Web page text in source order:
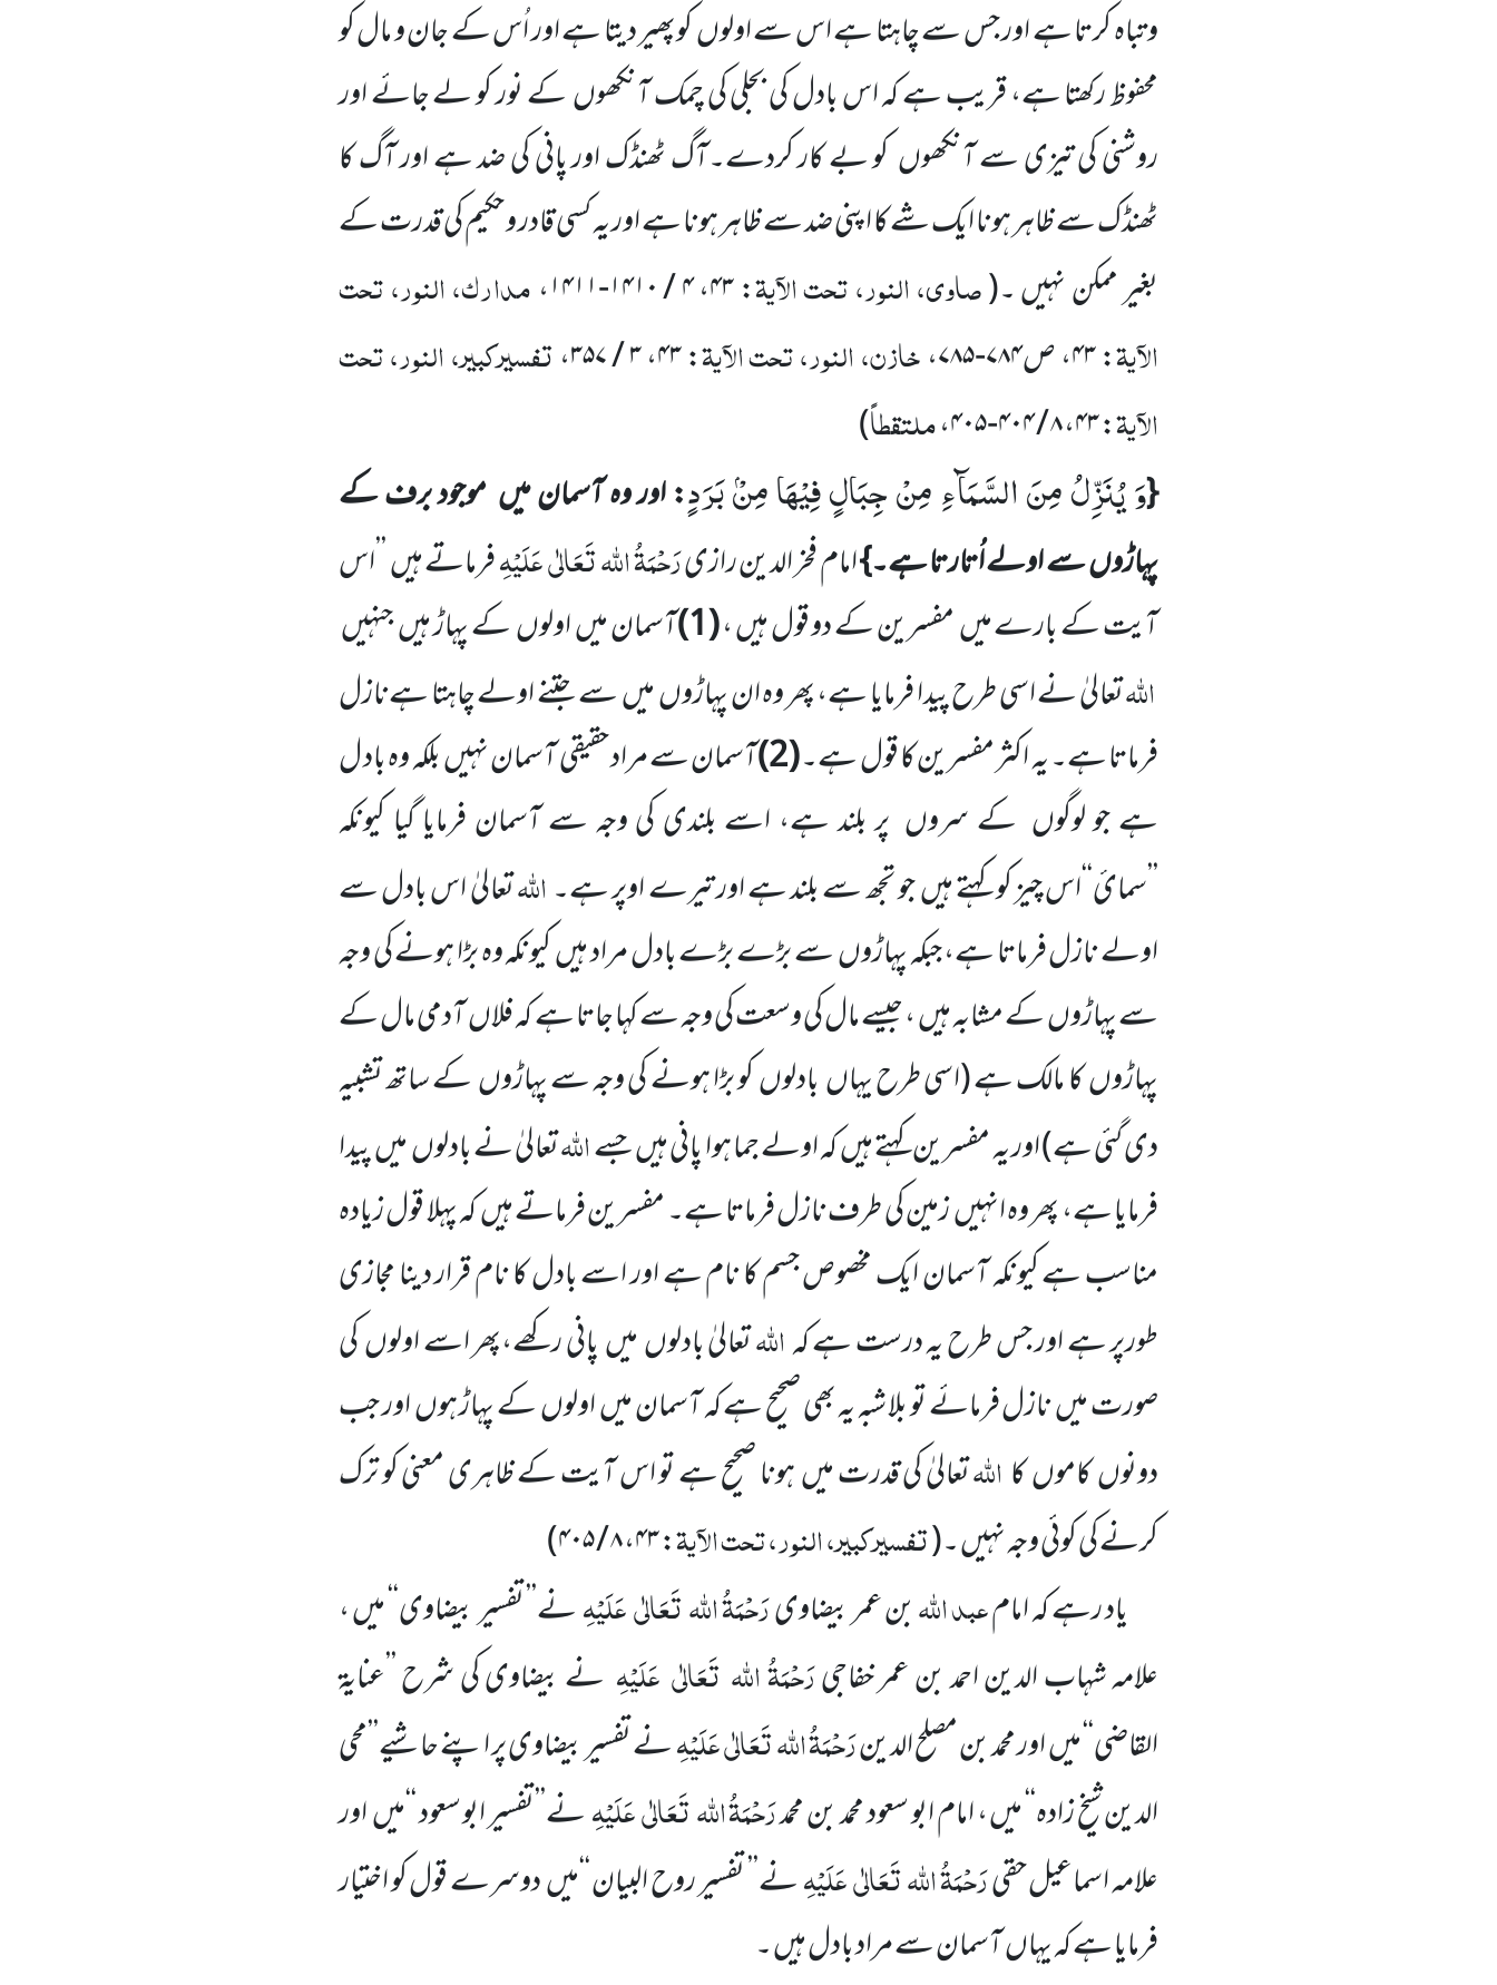
و تباہ کرتا ہے اور جس سے چاہتا ہے اس سے اولوںکوپھیر دیتا ہے اور اُس کے جان و مال کو
محفوظ رکھتا ہے، قریب ہے کہ اس بادل کی بجلی کی چمک آنکھوںکے نور کو لے جائے اور
روشنی کی تیزی سے آنکھوںکو بے کار کردے۔آگ ٹھنڈک اور پانی کی ضد ہے اور آگ کا
ٹھنڈک سے ظاہر ہونا ایک شے کا اپنی ضد سے ظاہر ہونا ہے اور یہ کسی قادر و حکیم کی قدرت کے
بغیر ممکن نہیں ۔(صاوی، النور، تحت الآیۃ:۴۳،۴ / ۱۴۱۰-۱۴۱۱ ،مدارک، النور، تحت
الآیۃ:۴۳، ص۷۸۴-۷۸۵ ،خازن، النور، تحت الآیۃ:۴۳،۳ / ۳۵۷ ،تفسیرکبیر، النور، تحت
الآیۃ:۴۳،۸ / ۴۰۴-۴۰۵ ،ملتقطاً)
{وَ یُنَزِّلُ مِنَ السَّمَآءِ مِنْ جِبَالٍ فِیْهَا مِنْۢ بَرَدٍ: اور وہ آسمان میں موجود برف کے
پہاڑوںسے اولے اُتارتا ہے۔}امام فخر الدین رازیرَحْمَۃُ اللہتَعَالٰیعَلَیْہِفرماتے ہیں’’اس
آیت کے بارے میںمفسرین کے دو قول ہیں ،(
1
)آسمانمیںاولوںکے پہاڑ ہیںجنہیں
اللہتعالیٰ نے اسی طرح پیدا فرمایا ہے، پھر وہ ان پہاڑوںمیںسے جتنے اولے چاہتا ہےنازل
فرماتا ہے۔ یہ اکثر مفسرین کا قول ہے۔(
2
)آسمان سے مراد حقیقی آسمان نہیںبلکہ وہ باد ل
ہے جو لوگوں کے سروں پر بلند ہے، اسے بلندی کی وجہ سے آسمان فرمایا گیا کیونکہ
’’سمائ‘‘اس چیز کو کہتے ہیںجو تجھ سے بلند ہے اور تیرے اوپر ہے۔اللہتعالیٰ اس بادل سے
اولے نازل فرماتا ہے، جبکہ پہاڑوںسے بڑے بڑے بادل مراد ہیںکیونکہ وہ بڑا ہونے کی وجہ
سے پہاڑوںکے مشابہ ہیں ، جیسے مال کی وسعت کی وجہ سے کہا جاتا ہے کہ فلاںآدمی مال کے
پہاڑوںکا مالک ہے(اسی طرح یہاںبادلوںکو بڑا ہونے کی وجہ سے پہاڑوںکے ساتھ تشبیہ
دی گئی ہے)اور یہ مفسرین کہتے ہیںکہ اولے جما ہوا پانی ہیںجسےاللہتعالیٰ نے بادلوںمیںپیدا
فرمایا ہے،پھر وہ انہیںزمین کی طرف نازل فرماتا ہے۔ مفسرین فرماتے ہیںکہ پہلا قول زیادہ
مناسب ہے کیونکہ آسمان ایک مخصوص جسم کا نام ہے اور اسے بادل کا نام قرار دینا مجازی
طورپر ہے اور جس طرحیہ درست ہے کہاللہتعالیٰ بادلوںمیںپانی رکھے،پھر اسے اولوںکی
صورت میںنازل فرمائےتو بلا شبہ یہ بھی صحیح ہے کہ آسمان میںاولوںکے پہاڑ ہوںاور جب
دونوںکاموںکا اللہتعالیٰ کی قدرت میںہونا صحیح ہے تو اس آیت کے ظاہری معنی کو ترک
کرنے کی کوئی وجہ نہیں ۔(تفسیرکبیر، النور، تحت الآیۃ:۴۳،۸ / ۴۰۵
)
یاد رہے کہ امامعبد اللہبن عمر بیضاویرَحْمَۃُ اللہتَعَالٰیعَلَیْہِنے’’ تفسیر بیضاوی‘‘ میں ،
علامہ شہاب الدین احمدبن عمر خفاجیرَحْمَۃُ اللہ تَعَالٰی عَلَیْہِ نے بیضاوی کی شرح ’’عنایۃ
القاضی‘‘ میںاور محمد بن مصلح الدینرَحْمَۃُ اللہتَعَالٰیعَلَیْہِنےتفسیر بیضاوی پر اپنے حاشیے’’محی
الدین شیخ زادہ‘‘ میں ، امام ابو سعود محمد بن محمدرَحْمَۃُ اللہتَعَالٰیعَلَیْہِنے’’تفسیر ابو سعود ‘‘میںاور
علامہ اسماعیل حقیرَحْمَۃُ اللہتَعَالٰیعَلَیْہِنے’’ تفسیر روح البیان ‘‘میںدوسرے قول کو اختیار
فرمایا ہے کہ یہاںآسمان سے مراد بادل ہیں ۔